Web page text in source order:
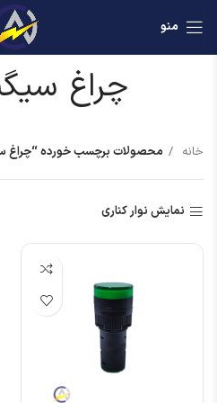
منو
چراغ
خانه محصولات برچسب خورده “چراغ
نمایش نوار کناری